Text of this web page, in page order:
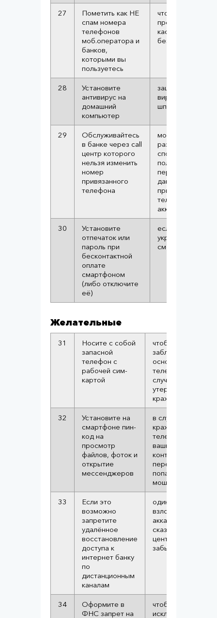
27
Пометить как НЕ
спам номера
телефонов
моб.оператора и
банков,
которыми вы
пользуетесь
чтобы не
пропускать смс
касательно
безопасности
28
Установите
антивирус на
домашний
компьютер
защитита от
вирусов,
шпионов
29
Обслуживайтесь
в банке через call
центр которого
нельзя изменить
номер
привязанного
телефона
мошенники
разными
способами
получают
персональные
данные и могут
привязывать
телефон к
аккаунту жертвы
30
Установите
отпечаток или
пароль при
бесконтактной
оплате
смартфоном
(либо отключите
её)
если мобильник
украдут, воры не
смогут им
Желательные
31
Носите с собой
запасной
телефон с
рабочей сим-
картой
чтобы быстро
заблокировать
основной
телефон в
случае его
утери или
кражи
32
Установите на
смартфоне пин-
код на
просмотр
файлов, фоток и
открытие
мессенджеров
в случае
кражи
телефона
ваши файлы,
контакты и
переписка не
попадут
мошенникам
33
Если это
возможно
запретите
удалённое
восстановление
доступа к
интернет банку
по
дистанционным
каналам
один из путей
взлома
аккаунта это
сказать в call
центре что вы
забыли пароль
34
Оформите в
ФНС запрет на
чтобы
исключить